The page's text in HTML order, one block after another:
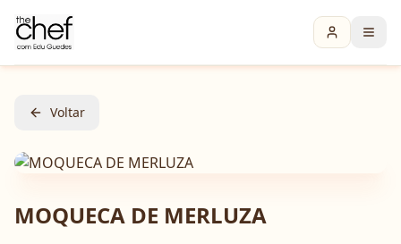
Voltar
MOQUECA DE MERLUZA